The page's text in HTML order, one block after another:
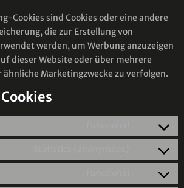
Cookies sind Cookies oder eine andere
die zur Erstellung von
werden, um Werbung anzuzeigen
dieser Website oder über mehrere
ähnliche Marketingzwecke zu verfolgen.